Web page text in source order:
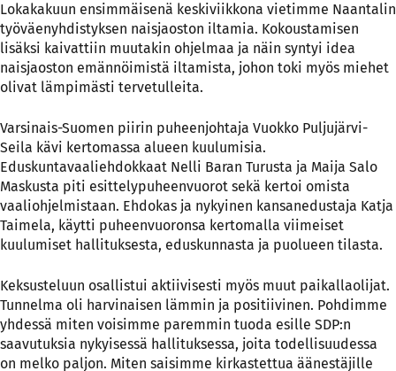
Lokakakuun ensimmäisenä keskiviikkona vietimme Naantalin
työväenyhdistyksen naisjaoston iltamia. Kokoustamisen
lisäksi kaivattiin muutakin ohjelmaa ja näin syntyi idea
naisjaoston emännöimistä iltamista, johon toki myös miehet
olivat lämpimästi tervetulleita.
Varsinais-Suomen piirin puheenjohtaja Vuokko Puljujärvi-
Seila kävi kertomassa alueen kuulumisia.
Eduskuntavaaliehdokkaat Nelli Baran Turusta ja Maija Salo
Maskusta piti esittelypuheenvuorot sekä kertoi omista
vaaliohjelmistaan. Ehdokas ja nykyinen kansanedustaja Katja
Taimela, käytti puheenvuoronsa kertomalla viimeiset
kuulumiset hallituksesta, eduskunnasta ja puolueen tilasta.
Keksusteluun osallistui aktiivisesti myös muut paikallaolijat.
Tunnelma oli harvinaisen lämmin ja positiivinen. Pohdimme
yhdessä miten voisimme paremmin tuoda esille SDP:n
saavutuksia nykyisessä hallituksessa, joita todellisuudessa
on melko paljon. Miten saisimme kirkastettua äänestäjille